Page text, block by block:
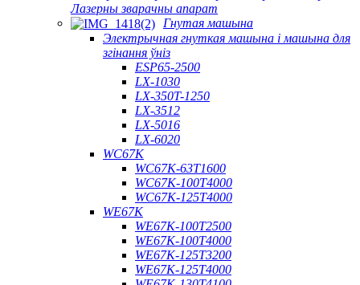
Лазерны зварачны апарат
Гнутая машына
Электрычная гнуткая машына і машына для
згінання ўніз
ESP65-2500
LX-1030
LX-350T-1250
LX-3512
LX-5016
LX-6020
WC67K
WC67K-63T1600
WC67K-100T4000
WC67K-125T4000
WE67K
WE67K-100T2500
WE67K-100T4000
WE67K-125T3200
WE67K-125T4000